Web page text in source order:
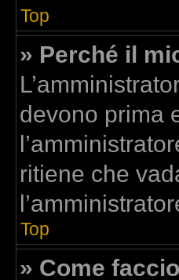
Top
» Perché il
devono prima
ritiene che
Top
» Come